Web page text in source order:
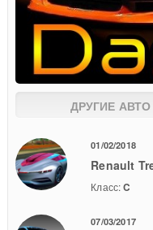
ДРУГИЕ
01/02/2018
Renault
Класс:C
07/03/2017